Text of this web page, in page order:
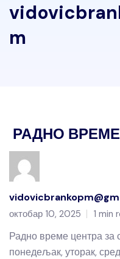
m
РАДНО
октобар 10, 2025 1 min
Радно време центра за
понедељак, уторак,